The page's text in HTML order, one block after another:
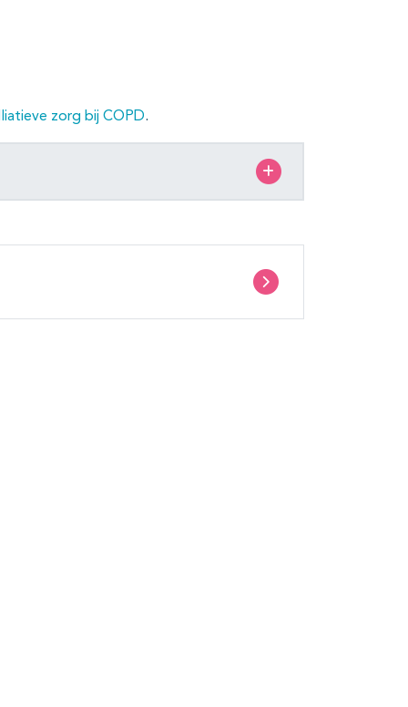
zorg bij COPD.